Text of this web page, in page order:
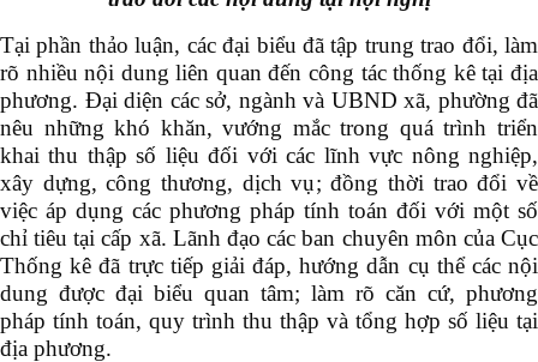
Tại phần thảo luận, các đại biểu đã tập trung trao đổi, làm
rõ nhiều nội dung liên quan đến công tác thống kê tại địa
phương. Đại diện các sở, ngành và UBND xã, phường đã
nêu những khó khăn, vướng mắc trong quá trình triển
khai thu thập số liệu đối với các lĩnh vực nông nghiệp,
xây dựng, công thương, dịch vụ; đồng thời trao đổi về
việc áp dụng các phương pháp tính toán đối với một số
chỉ tiêu tại cấp xã. Lãnh đạo các ban chuyên môn của Cục
Thống kê đã trực tiếp giải đáp, hướng dẫn cụ thể các nội
dung được đại biểu quan tâm; làm rõ căn cứ, phương
pháp tính toán, quy trình thu thập và tổng hợp số liệu tại
địa phương.